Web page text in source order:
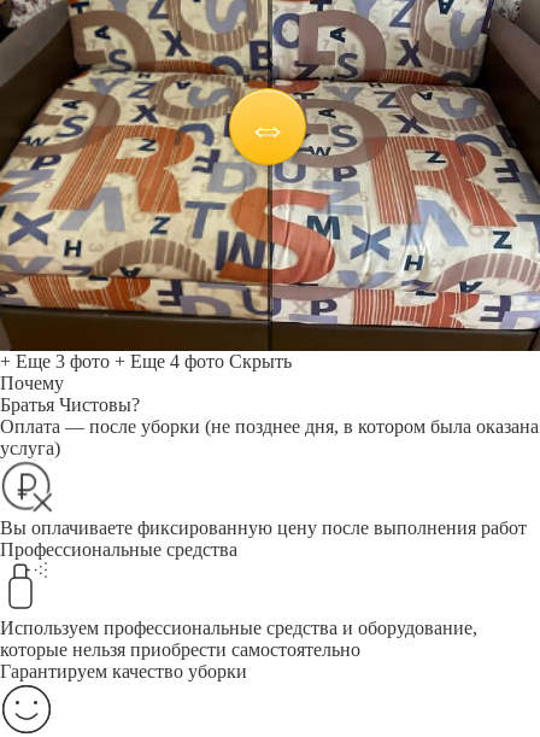
+ Еще 3 фото + Еще 4 фото Скрыть
Почему
Братья Чистовы?
Оплата — после уборки (не позднее дня, в котором была оказана
услуга)
Вы оплачиваете фиксированную цену после выполнения работ
Профессиональные средства
Используем профессиональные средства и оборудование,
которые нельзя приобрести самостоятельно
Гарантируем качество уборки